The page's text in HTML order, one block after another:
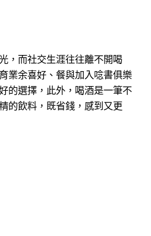
，而社交生涯往往離不開喝
業余喜好、餐與加入唸書俱樂
的選擇，此外，喝酒是一筆不
的飲料，既省錢，感到又更